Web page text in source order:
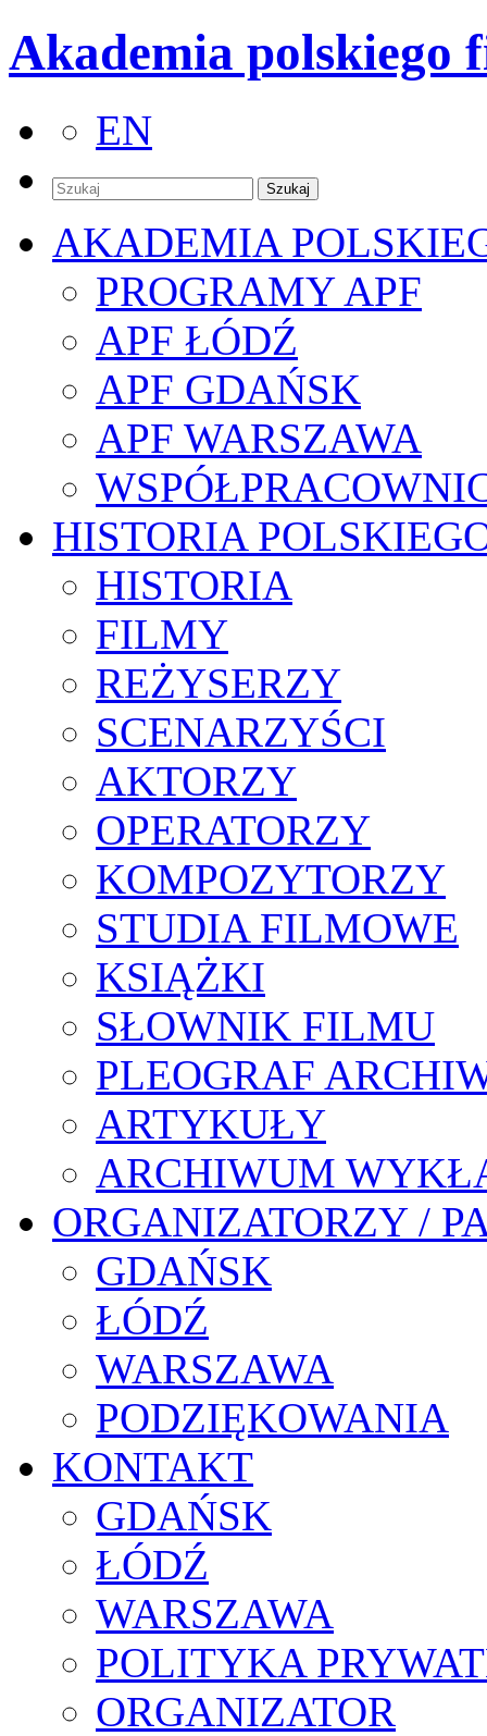
Akademia polskiego
EN
AKADEMIA
PROGRAMY APF
APF ŁÓDŹ
APF GDAŃSK
APF WARSZAWA
HISTORIA
HISTORIA
FILMY
REŻYSERZY
SCENARZYŚCI
AKTORZY
OPERATORZY
KOMPOZYTORZY
STUDIA FILMOWE
KSIĄŻKI
SŁOWNIK FILMU
PLEOGRAF
ARTYKUŁY
ARCHIWUM
ORGANIZATORZY /
GDAŃSK
ŁÓDŹ
WARSZAWA
PODZIĘKOWANIA
KONTAKT
GDAŃSK
ŁÓDŹ
WARSZAWA
POLITYKA
ORGANIZATOR